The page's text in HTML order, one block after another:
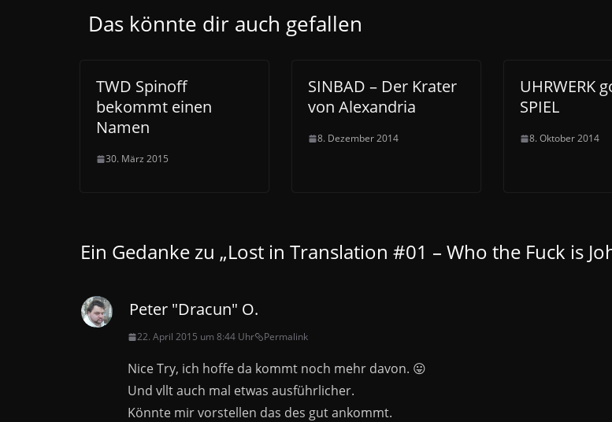
Das könnte dir auch gefallen
TWD Spinoff
bekommt einen
Namen
30. März 2015
SINBAD – Der Krater
von Alexandria
8. Dezember 2014
UHRWERK
SPIEL
8. Oktober 2014
Ein Gedanke zu „Lost in Translation #01 – Who the Fuck is
Peter "Dracun" O.
22. April 2015 um 8:44 Uhr Permalink
Nice Try, ich hoffe da kommt noch mehr davon. 😛
Und vllt auch mal etwas ausführlicher.
Könnte mir vorstellen das des gut ankommt.